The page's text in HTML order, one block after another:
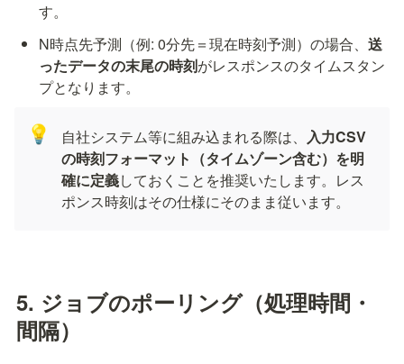
す。
N時点先予測（例: 0分先＝現在時刻予測）の場合、送
ったデータの末尾の時刻がレスポンスのタイムスタン
プとなります。
💡 自社システム等に組み込まれる際は、
入力CSV
の時刻フォーマット（タイムゾーン含む）を明
確に定義しておくことを推奨いたします。レス
ポンス時刻はその仕様にそのまま従います。
5. ジョブのポーリング（処理時間・
間隔）